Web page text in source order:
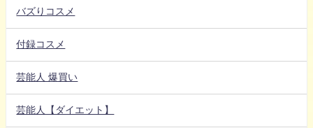
バズりコスメ
付録コスメ
芸能人 爆買い
芸能人【ダイエット】